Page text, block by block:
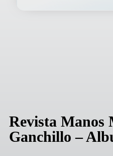
Revista Manos
Ganchillo –